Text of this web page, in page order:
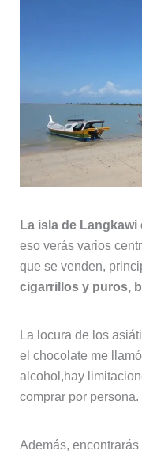
La isla de
eso verás varios
que se venden,
cigarrillos y puros,
La locura de los
el chocolate me
alcohol,hay
comprar por persona.
Además,